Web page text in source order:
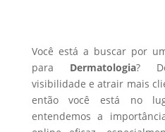
Você está a buscar por
para Dermatologia?
visibilidade e atrair mais
então você está no
entendemos a